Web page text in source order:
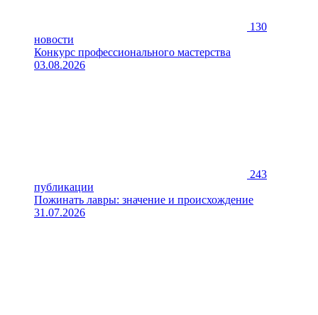
130
новости
Конкурс профессионального мастерства
03.08.2026
243
публикации
Пожинать лавры: значение и происхождение
31.07.2026